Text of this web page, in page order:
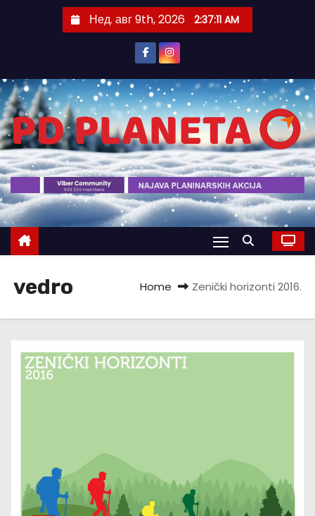
t
o
c
o
n
t
e
n
Нед. авг 9th, 2026 2:37:11 AM
vedro Home Zenički horizonti 2016.